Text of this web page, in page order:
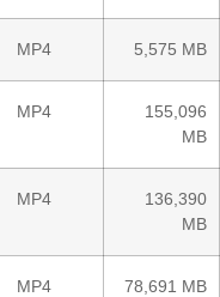
MP4 5,575 MB
MP4
155,096
MB
MP4
136,390
MB
MP4 78,691 MB